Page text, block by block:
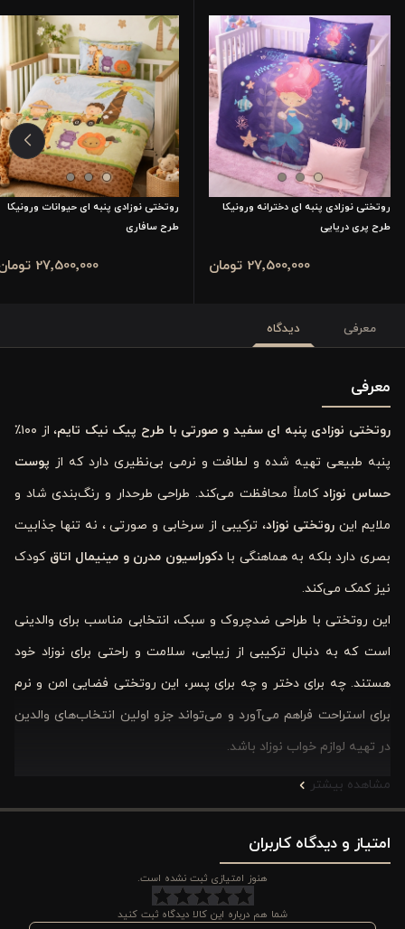
روتختی نوزادی پنبه ای دخترانه ورونیکا
طرح پری دریایی
27٬500٬000 تومان
روتختی نوزادی پنبه ای حیوانات ورونیکا
طرح سافاری
27٬500٬000 تومان
معرفی دیدگاه
معرفی
روتختی نوزادی پنبه ‌ای سفید و صورتی با طرح پیک ‌نیک تایم
، از ۱۰۰٪
پنبه طبیعی تهیه شده و لطافت و نرمی بی‌نظیری دارد که از پوست
حساس نوزادکاملاً محافظت می‌کند. طراحی طرحدار و رنگ‌بندی شاد و
ملایم این روتختی نوزاد، ترکیبی از سرخابی و صورتی ، نه تنها جذابیت
بصری دارد بلکه به هماهنگی بادکوراسیون مدرن و مینیمال اتاق کودک
نیز کمک می‌کند.
این روتختی با طراحی ضدچروک و سبک، انتخابی مناسب برای والدینی
است که به دنبال ترکیبی از زیبایی، سلامت و راحتی برای نوزاد خود
هستند. چه برای دختر و چه برای پسر، این روتختی فضایی امن و نرم
برای استراحت فراهم می‌آورد و می‌تواند جزو اولین انتخاب‌های والدین
در تهیه لوازم خواب نوزاد باشد.
ویژگی‌های روتختی نوزادی پنبه ‌ای سفید و صورتی ورونیکا
مدل پیک ‌نیک تایم
الیاف داخلی استاندارد و نرم روتختی
را برای نوزاد فراهم می‌کنند و باعث می‌شوند کودک در طول شب احساس
گرما و راحتی کند. دوخت ساده و مقاوم آن، دوام بالایی برای استفاده
مشاهده بیشتر
امتیاز و دیدگاه کاربران
هنوز امتیازی ثبت نشده است.
شما هم درباره این کالا دیدگاه ثبت کنید